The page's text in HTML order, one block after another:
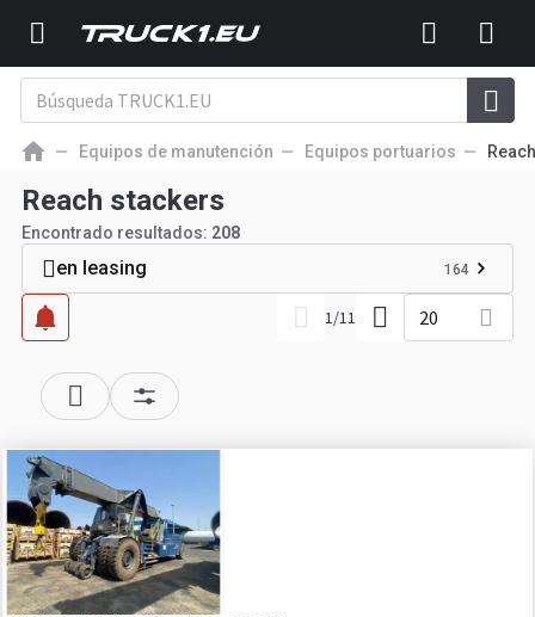
Equipos de manutención Equipos portuarios
Reach stackers
Encontrado resultados: 208
en leasing 164
1/11 20